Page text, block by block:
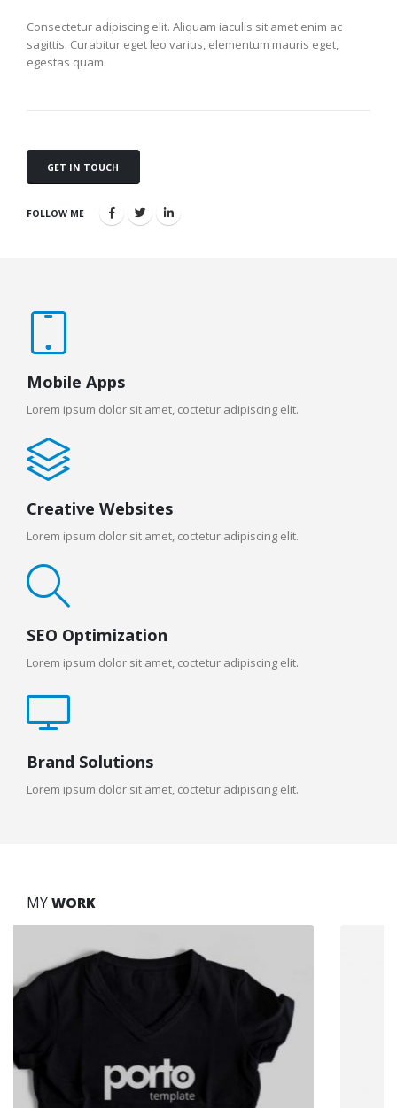
Consectetur adipiscing elit. Aliquam iaculis sit amet enim ac
sagittis. Curabitur eget leo varius, elementum mauris eget,
egestas quam.
GET IN TOUCH
FOLLOW ME
Mobile Apps
Lorem ipsum dolor sit amet, coctetur adipiscing elit.
Creative Websites
Lorem ipsum dolor sit amet, coctetur adipiscing elit.
SEO Optimization
Lorem ipsum dolor sit amet, coctetur adipiscing elit.
Brand Solutions
Lorem ipsum dolor sit amet, coctetur adipiscing elit.
MYWORK